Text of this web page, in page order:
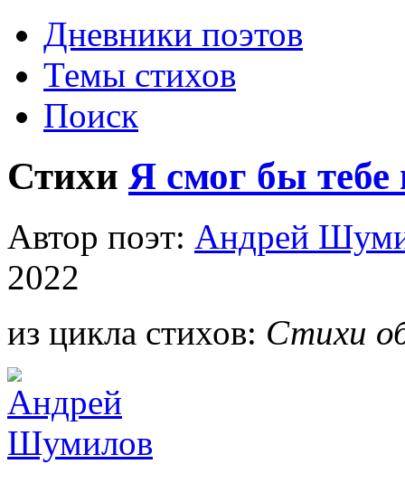
Дневники поэтов
Темы стихов
Поиск
Стихи Я смог бы тебе
Автор поэт: Андрей
2022
из цикла стихов: Стихи